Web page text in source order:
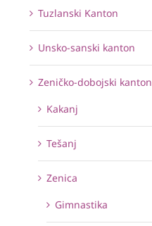
Tuzlanski Kanton
Unsko-sanski kanton
Zeničko-dobojski kanton
Kakanj
Tešanj
Zenica
Gimnastika